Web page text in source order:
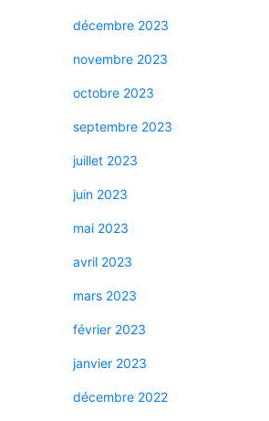
décembre 2023
novembre 2023
octobre 2023
septembre 2023
juillet 2023
juin 2023
mai 2023
avril 2023
mars 2023
février 2023
janvier 2023
décembre 2022